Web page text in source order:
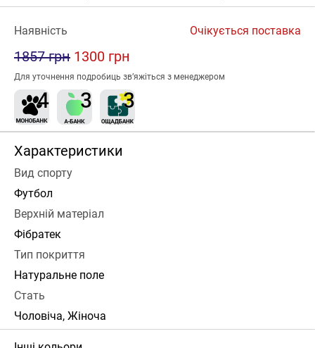
Наявність Очікується поставка
1857 грн 1300 грн
Для уточнення подробиць зв’яжіться з менеджером
Характеристики
Вид спорту
Футбол
Верхній матеріал
Фібратек
Тип покриття
Натуральне поле
Стать
Чоловіча, Жіноча